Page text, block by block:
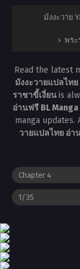
มังงะวาย
› พระ
Read the latest
มังงะวายแปลไท
ราชาขี้เงี่ยนis
อ่านฟรี BL
manga updates.
วายแปลไทย อ่า